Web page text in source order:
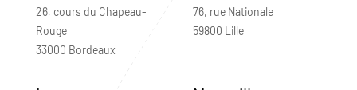
26, cours du Chapeau-
Rouge
33000 Bordeaux
76, rue Nationale
59800 Lille